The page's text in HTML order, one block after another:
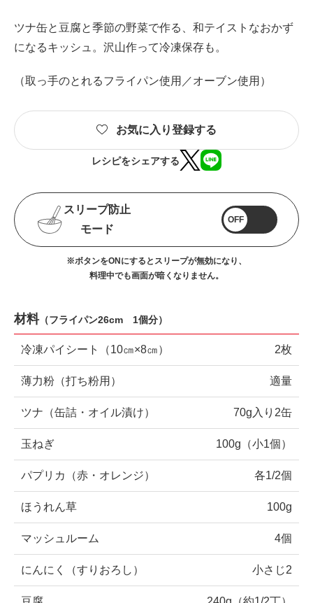
ツナ缶と豆腐と季節の野菜で作る、和テイストなおかず
になるキッシュ。沢山作って冷凍保存も。
（取っ手のとれるフライパン使用／オーブン使用）
お気に入り登録する
レシピをシェアする
スリープ防止
モード
OFF
※ボタンをONにするとスリープが無効になり、
料理中でも画面が暗くなりません。
材料（フライパン26cm 1個分）
冷凍パイシート（10㎝×8㎝） 2枚
薄力粉（打ち粉用） 適量
ツナ（缶詰・オイル漬け） 70g入り2缶
玉ねぎ 100g（小1個）
パプリカ（赤・オレンジ） 各1/2個
ほうれん草 100g
マッシュルーム 4個
にんにく（すりおろし） 小さじ2